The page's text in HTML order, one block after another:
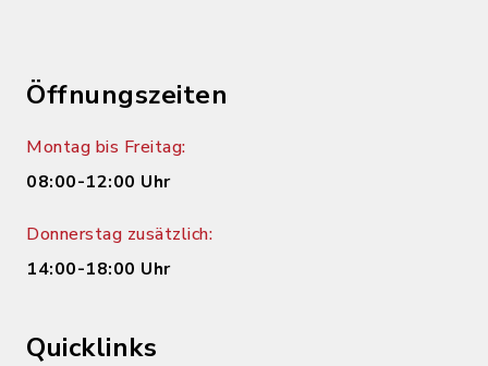
Öffnungszeiten
Montag bis Freitag:
08:00-12:00 Uhr
Donnerstag zusätzlich:
14:00-18:00 Uhr
Quicklinks